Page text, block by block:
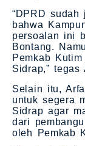
“DPRD
bahwa
persoalan ini
Bontang.
Pemkab
Sidrap,”
Selain itu,
untuk segera
Sidrap agar
dari
oleh Pemkab